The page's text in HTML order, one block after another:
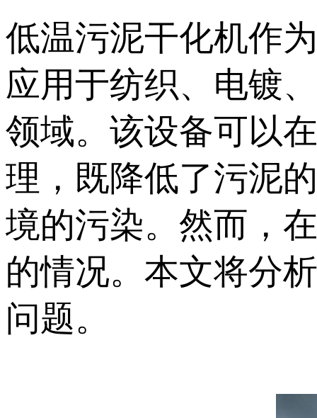
低温污泥干化机作
应用于纺织、电镀
领域。该设备可以
理，既降低了污泥
境的污染。然而，
的情况。本文将分
问题。